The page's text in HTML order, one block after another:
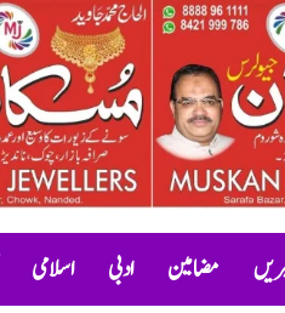
مضامین ادبی اسلامی